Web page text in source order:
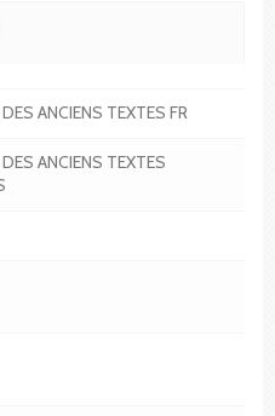
ANCIENS TEXTES FR
ANCIENS TEXTES